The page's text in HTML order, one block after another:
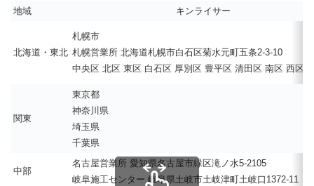
地域 キンライサー
北海道・東北
札幌市
札幌営業所 北海道札幌市白石区菊水元町五条2-3-10
中央区 北区 東区 白石区 厚別区 豊平区 清田区 南区 西区
関東
東京都
神奈川県
埼玉県
千葉県
中部
名古屋営業所 愛知県名古屋市緑区滝ノ水5-2105
岐阜施工センター 岐阜県土岐市土岐津町土岐口1372-11